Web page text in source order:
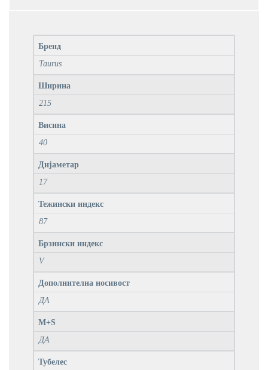
Бренд
Taurus
Ширина
215
Висина
40
Дијаметар
17
Тежински индекс
87
Брзински индекс
V
Дополнителна носивост
ДА
M+S
ДА
Тубелес